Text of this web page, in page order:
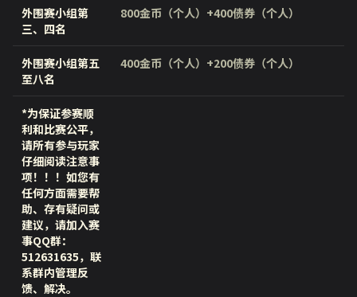
外围赛小组第
三、四名
800金币（个人）+400债券（个人）
外围赛小组第五
至八名
400金币（个人）+200债券（个人）
*为保证参赛顺
利和比赛公平，
请所有参与玩家
仔细阅读注意事
项！！！如您有
任何方面需要帮
助、存有疑问或
建议，请加入赛
事QQ群：
512631635，联
系群内管理反
馈、解决。